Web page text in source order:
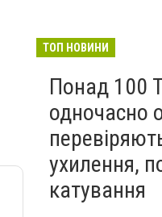
ТОП НОВИНИ
Понад 100
одночасно
ухилення,
катування